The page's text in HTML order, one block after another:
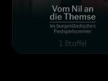
Vom Nil an die
1 Staffel